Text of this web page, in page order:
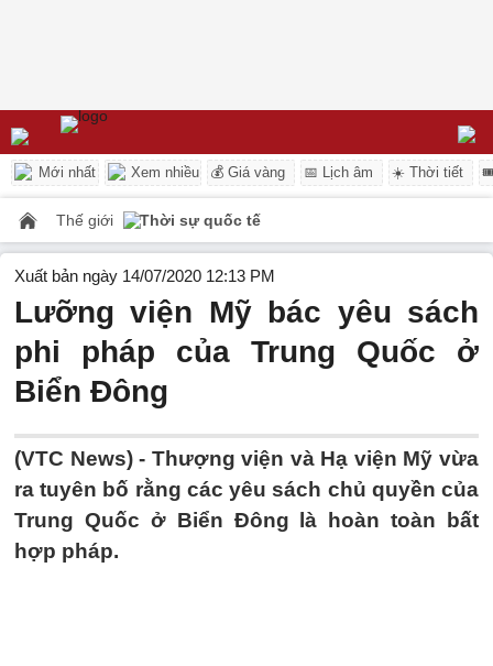
Mới nhất Xem nhiều 💰 Giá vàng 📅 Lịch âm ☀️ Thời tiết
Thế giới Thời sự quốc tế
Xuất bản ngày 14/07/2020 12:13 PM
Lưỡng viện Mỹ bác yêu sách
phi pháp của Trung Quốc ở
Biển Đông
(VTC News) - Thượng viện và Hạ viện Mỹ vừa
ra tuyên bố rằng các yêu sách chủ quyền của
Trung Quốc ở Biển Đông là hoàn toàn bất
hợp pháp.